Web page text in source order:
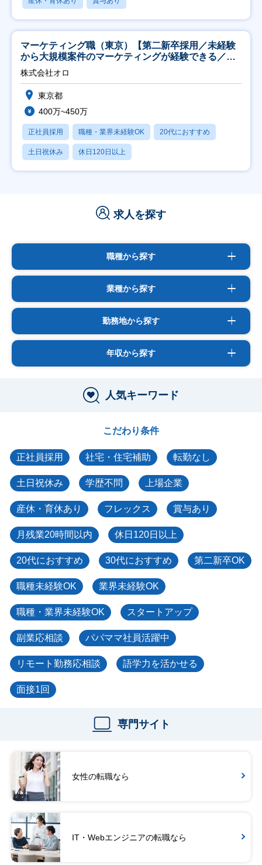
マーケティング職（東京）【第二新卒採用／未経験
から大規模案件のマーケティングが経験できる／研
修充実】
株式会社オロ
東京都
400万~450万
正社員採用 職種・業界未経験OK 20代におすすめ
土日祝休み 休日120日以上
求人を探す
職種から探す
業種から探す
勤務地から探す
年収から探す
人気キーワード
こだわり条件
正社員採用 社宅・住宅補助 転勤なし
土日祝休み 学歴不問 上場企業
産休・育休あり フレックス 賞与あり
月残業20時間以内 休日120日以上
20代におすすめ 30代におすすめ 第二新卒OK
職種未経験OK 業界未経験OK
職種・業界未経験OK スタートアップ
副業応相談 パパママ社員活躍中
リモート勤務応相談 語学力を活かせる
面接1回
専門サイト
女性の転職なら
IT・Webエンジニアの転職なら